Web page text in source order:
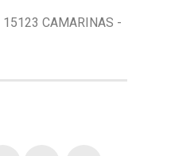
15123 CAMARINAS -